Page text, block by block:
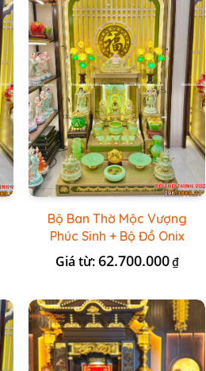
Bộ Ban Thờ Mộc Vượng
Phúc Sinh + Bộ Đồ Onix
Xanh Ngọc
Giá từ:62.700.000₫